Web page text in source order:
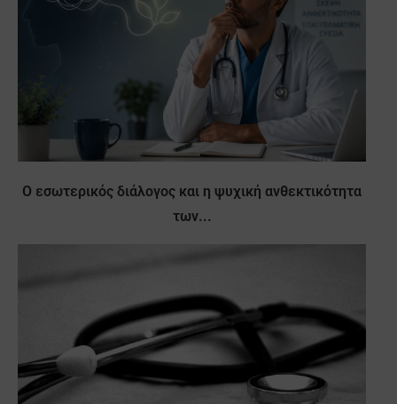
Ο εσωτερικός διάλογος και η ψυχική ανθεκτικότητα
των...